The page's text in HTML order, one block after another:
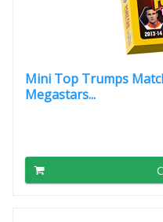
Mini Top Trumps
Megastars...